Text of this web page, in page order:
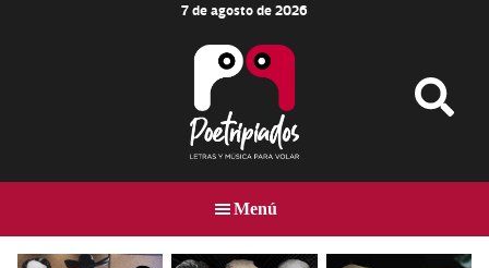
7 de agosto de 2026
MÚSICA
PARA
VOLAR
Menú